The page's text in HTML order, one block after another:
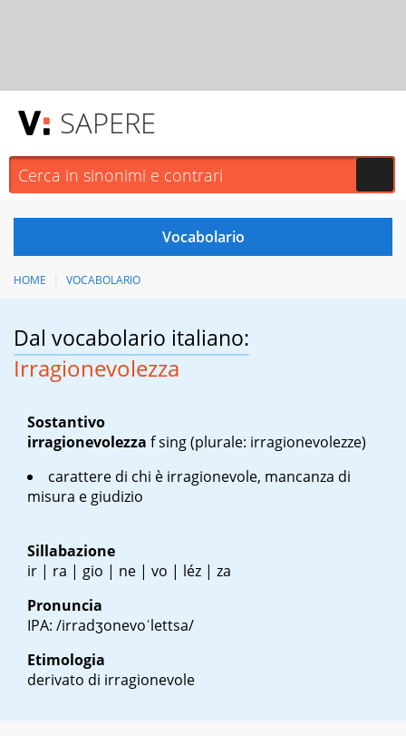
SAPERE
HOME VOCABOLARIO
Dal vocabolario italiano:
Irragionevolezza
Sostantivo
irragionevolezza f sing(plurale: irragionevolezze)
carattere di chi è irragionevole, mancanza di
misura e giudizio
Sillabazione
ir | ra | gio | ne | vo | léz | za
Pronuncia
IPA: /irradʒonevoˈlettsa/
Etimologia
derivato di irragionevole